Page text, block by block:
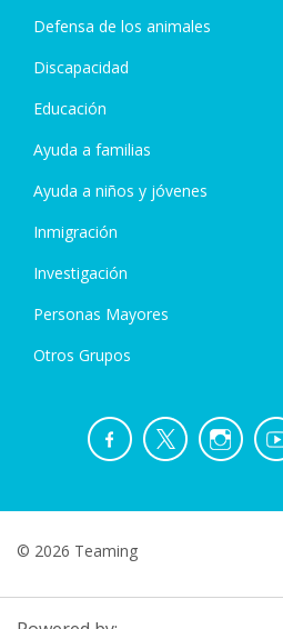
Defensa de los animales
Discapacidad
Educación
Ayuda a familias
Ayuda a niños y jóvenes
Inmigración
Investigación
Personas Mayores
Otros Grupos
© 2026 Teaming